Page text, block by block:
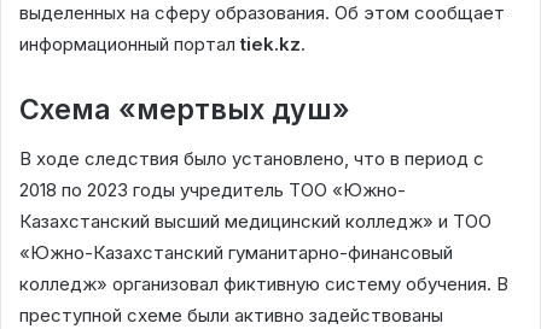
выделенных на сферу образования. Об этом сообщает
информационный порталtiek.kz.
Схема «мертвых душ»
В ходе следствия было установлено, что в период с
2018 по 2023 годы учредитель ТОО «Южно-
Казахстанский высший медицинский колледж» и ТОО
«Южно-Казахстанский гуманитарно-финансовый
колледж» организовал фиктивную систему обучения. В
преступной схеме были активно задействованы